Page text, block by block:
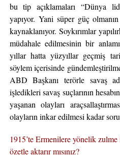
bu tip açıklamaları “Dünya
yapıyor. Yani süper güç
kaynaklanıyor. Soykırımlar
müdahale edilmesinin bir
yıllar hatta yüzyıllar geçmiş
söylem içerisinde
ABD Başkanı terörle savaş
işledikleri savaş suçlarının
yaşanan olayları
olayların inkar edilmesi kadar
1915’te Ermenilere yönelik
özetle aktarır mısınız?